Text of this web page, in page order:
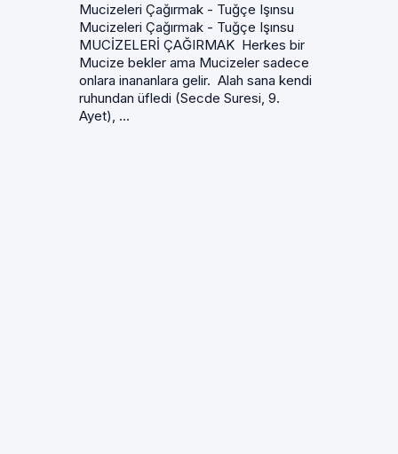
Mucizeleri Çağırmak - Tuğçe Işınsu
Mucizeleri Çağırmak - Tuğçe Işınsu
MUCİZELERİ ÇAĞIRMAK Herkes bir
Mucize bekler ama Mucizeler sadece
onlara inananlara gelir. Alah sana kendi
ruhundan üfledi (Secde Suresi, 9.
Ayet), ...